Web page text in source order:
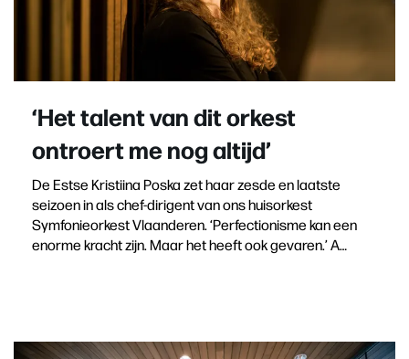
‘Het talent van dit orkest
ontroert me nog altijd’
De Estse Kristiina Poska zet haar zesde en laatste
seizoen in als chef-dirigent van ons huisorkest
Symfonieorkest Vlaanderen. ‘Perfectionisme kan een
enorme kracht zijn. Maar het heeft ook gevaren.’ A…